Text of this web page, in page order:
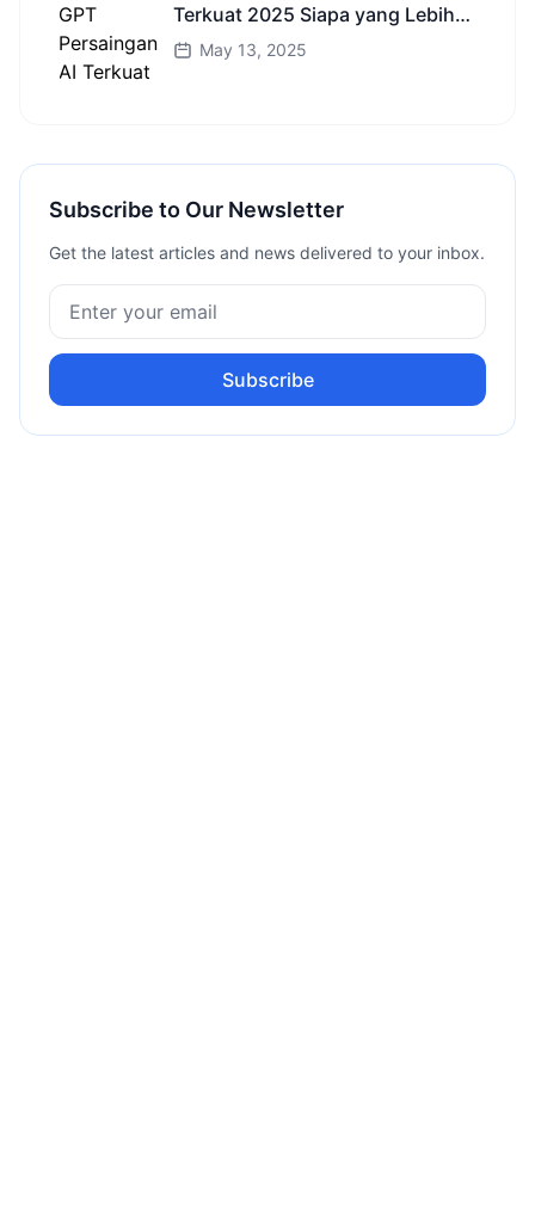
Terkuat 2025 Siapa yang Lebih
Cerdas?
May 13, 2025
Subscribe to Our Newsletter
Get the latest articles and news delivered to your inbox.
Subscribe